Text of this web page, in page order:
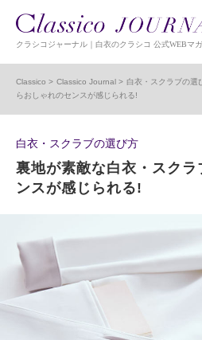
クラシコジャーナル｜白衣のクラシコ 公式WEBマ
Classico Classico Journal 白衣・スクラブの選
らおしゃれのセンスが感じられる!
白衣・スクラブの選び方
裏地が素敵な白衣・スク
ンスが感じられる!